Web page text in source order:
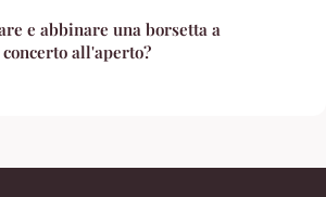
e abbinare una borsetta a
all'aperto?